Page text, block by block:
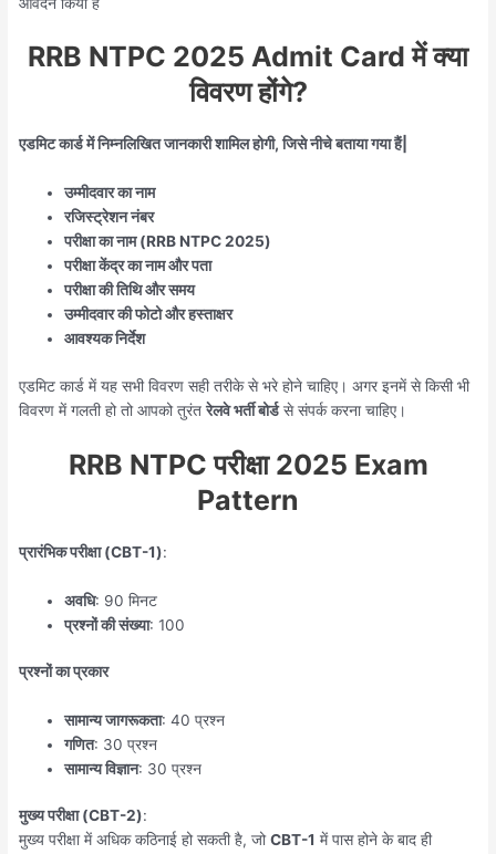
RRB NTPC 2025 Admit Card में क्या
विवरण होंगे?
एडमिट कार्ड में निम्नलिखित जानकारी शामिल होगी, जिसे नीचे बताया गया हैं|
उम्मीदवार का नाम
रजिस्ट्रेशन नंबर
परीक्षा का नाम (RRB NTPC 2025)
परीक्षा केंद्र का नाम और पता
परीक्षा की तिथि और समय
उम्मीदवार की फोटो और हस्ताक्षर
आवश्यक निर्देश
एडमिट कार्ड में यह सभी विवरण सही तरीके से भरे होने चाहिए। अगर इनमें से किसी भी
विवरण में गलती हो तो आपको तुरंतरेलवे भर्ती बोर्डसे संपर्क करना चाहिए।
RRB NTPC परीक्षा 2025 Exam
Pattern
प्रारंभिक परीक्षा (CBT-1):
अवधि: 90 मिनट
प्रश्नों की संख्या: 100
प्रश्नों का प्रकार
सामान्य जागरूकता: 40 प्रश्न
गणित: 30 प्रश्न
सामान्य विज्ञान: 30 प्रश्न
मुख्य परीक्षा (CBT-2):
मुख्य परीक्षा में अधिक कठिनाई हो सकती है, जोCBT-1 में पास होने के बाद ही